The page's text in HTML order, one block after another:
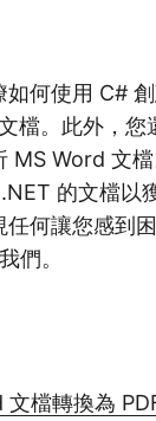
如何使用 C#
檔。此外，您
MS Word 文
的文檔以
任何讓您感到
們。
檔轉換為